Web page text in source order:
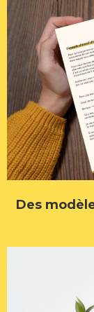
Des